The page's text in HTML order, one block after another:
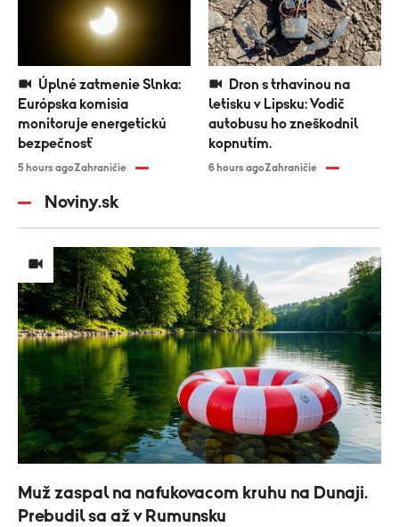
Európska komisia
monitoruje energetickú
bezpečnosť
5 hours agoZahraničie
letisku v Lipsku: Vodič
autobusu ho zneškodnil
kopnutím.
6 hours agoZahraničie
Noviny.sk
Muž zaspal na nafukovacom kruhu na Dunaji.
Prebudil sa až v Rumunsku